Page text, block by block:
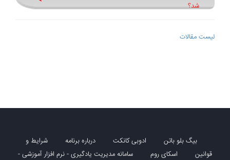
شد؟
لیست مقالات
بیگ بلو باتن ادوبی کانکت درباره برنامه
شرایط و
قوانین
اسکای روم
سامانه مدیریت یادگیری - نرم افزار آموزشی -